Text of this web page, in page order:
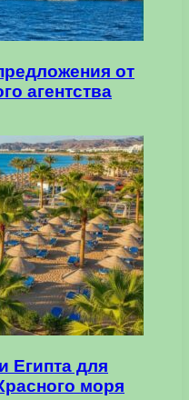
от
агентства
Египта для
моря